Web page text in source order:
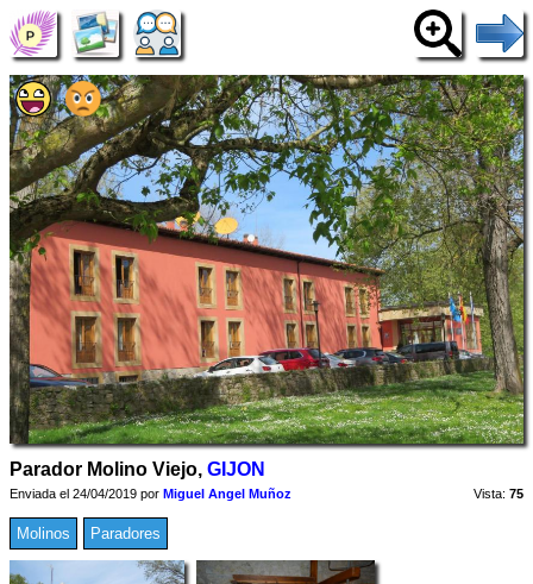
Parador Molino Viejo, GIJON
Enviada el 24/04/2019 por Miguel Angel Muñoz Vista: 75
Molinos Paradores